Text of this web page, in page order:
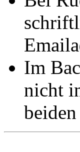
Im
nicht